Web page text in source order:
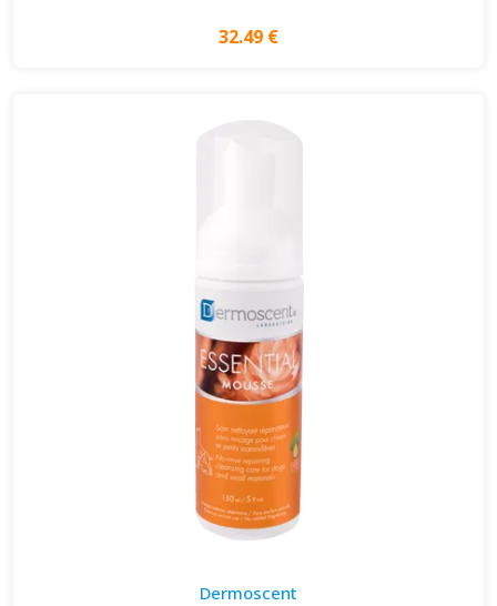
32.49 €
Dermoscent